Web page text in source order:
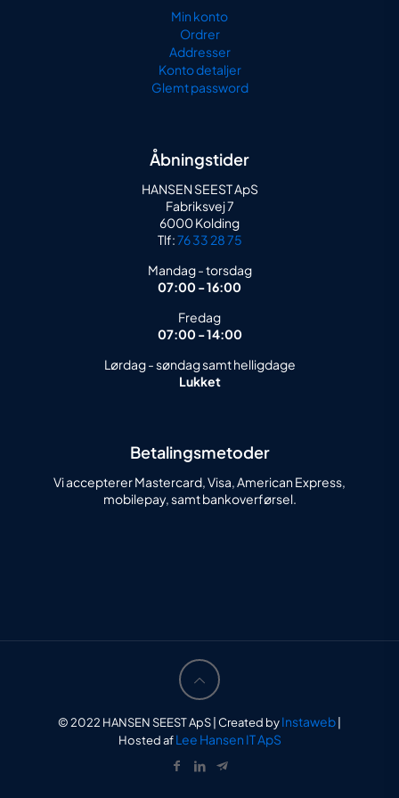
Min konto
Ordrer
Addresser
Konto detaljer
Glemt password
Åbningstider
HANSEN SEEST ApS
Fabriksvej 7
6000 Kolding
Tlf:76 33 28 75
Mandag - torsdag
07:00 - 16:00
Fredag
07:00 - 14:00
Lørdag - søndag samt helligdage
Lukket
Betalingsmetoder
Vi accepterer Mastercard, Visa, American Express,
mobilepay, samt bankoverførsel.
© 2022 HANSEN SEEST ApS | Created byInstaweb
Hosted afLee Hansen IT ApS